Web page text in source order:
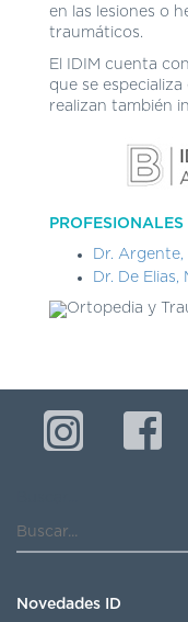
INVESTIGACIÓN
SEDES
HORARIOS
CENTRAL
TURNOS
5031-
RECETAS
ONLINE
en las lesiones o
traumáticos.
El IDIM cuenta
que se
realizan también
Dr. Argente,
Dr. De Elias,
Novedades ID